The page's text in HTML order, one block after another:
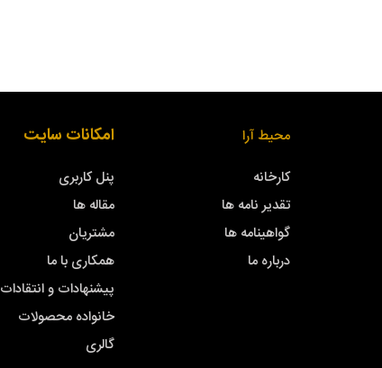
محیط آرا
کارخانه
تقدیر نامه ها
گواهینامه ها
درباره ما
امکانات سایت
پنل کاربری
مقاله ها
مشتریان
همکاری با ما
پیشنهادات و انتقادات
خانواده محصولات
گالری